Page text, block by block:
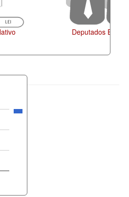
Deputados Estaduais Agenda